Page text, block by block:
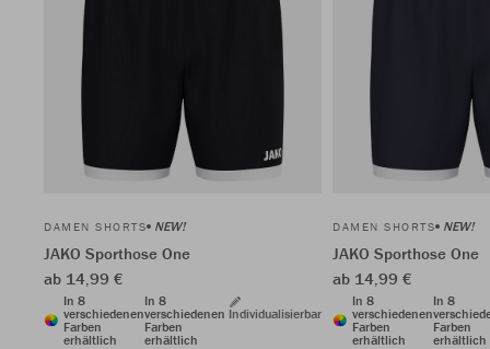
DAMEN SHORTS NEW!
JAKO Sporthose One
ab 14,99 €
In 8
verschiedenen
Farben
erhältlich
In 8
verschiedenen
Farben
erhältlich
Individualisierbar
DAMEN SHORTS NEW!
JAKO Sporthose One
ab 14,99 €
In 8
verschiedenen
Farben
erhältlich
In 8
Farben
erhältlich